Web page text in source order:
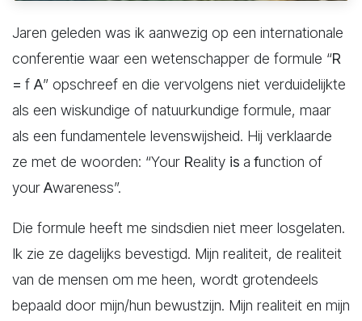
Jaren geleden was ik aanwezig op een internationale
conferentie waar een wetenschapper de formule “R
= f A” opschreef en die vervolgens niet verduidelijkte
als een wiskundige of natuurkundige formule, maar
als een fundamentele levenswijsheid. Hij verklaarde
ze met de woorden: “Your Reality is a function of
yourAwareness”.
Die formule heeft me sindsdien niet meer losgelaten.
Ik zie ze dagelijks bevestigd. Mijn realiteit, de realiteit
van de mensen om me heen, wordt grotendeels
bepaald door mijn/hun bewustzijn. Mijn realiteit en mijn